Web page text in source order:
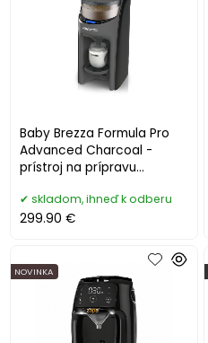
Baby Brezza Formula Pro
Advanced Charcoal -
prístroj na prípravu
skladom, ihneď k odberu
299.90 €
NOVINKA